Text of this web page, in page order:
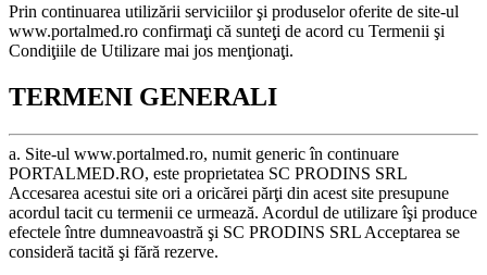
Prin continuarea utilizării serviciilor şi produselor oferite de site-ul
www.portalmed.ro confirmaţi că sunteţi de acord cu Termenii şi
Condiţiile de Utilizare mai jos menţionaţi.
TERMENI GENERALI
a. Site-ul www.portalmed.ro, numit generic în continuare
PORTALMED.RO, este proprietatea SC PRODINS SRL
Accesarea acestui site ori a oricărei părţi din acest site presupune
acordul tacit cu termenii ce urmează. Acordul de utilizare îşi produce
efectele între dumneavoastră şi SC PRODINS SRL Acceptarea se
consideră tacită şi fără rezerve.